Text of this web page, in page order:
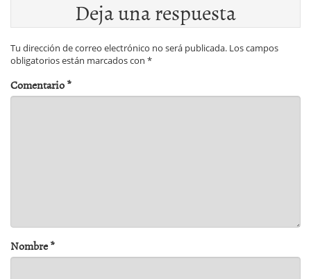
Deja una respuesta
Tu dirección de correo electrónico no será publicada. Los campos
obligatorios están marcados con *
Comentario*
Nombre*